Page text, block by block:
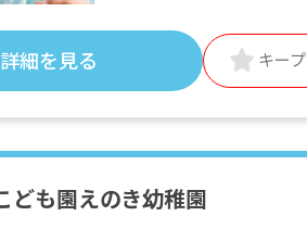
・定期的に支給される手当
交通費全額支給
細を見る キープ
ども園えのき幼稚園